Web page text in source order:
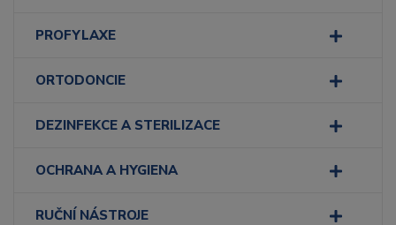
PROFYLAXE
ORTODONCIE
DEZINFEKCE A STERILIZACE
OCHRANA A HYGIENA
RUČNÍ NÁSTROJE